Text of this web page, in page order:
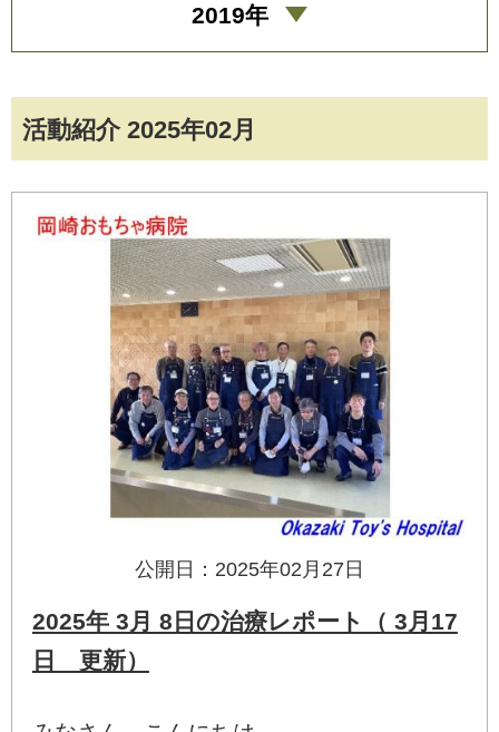
活動紹介 2025年02月
公開日：2025年02月27日
2025年 3月 8日の治療レポート（ 3月17
日 更新）
2019年